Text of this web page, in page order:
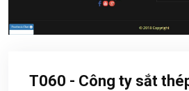
T060 - Công ty sắt